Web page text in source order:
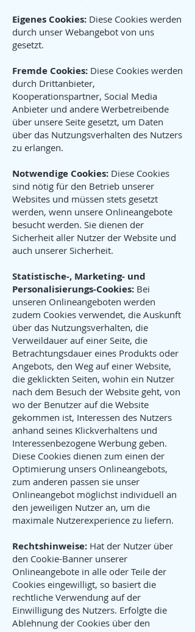
Eigenes Cookies: Diese Cookies werden
durch unser Webangebot von uns
gesetzt.
Fremde Cookies: Diese Cookies werden
durch Drittanbieter,
Kooperationspartner, Social Media
Anbieter und andere Werbetreibende
über unsere Seite gesetzt, um Daten
über das Nutzungsverhalten des Nutzers
zu erlangen.
Notwendige Cookies: Diese Cookies
sind nötig für den Betrieb unserer
Websites und müssen stets gesetzt
werden, wenn unsere Onlineangebote
besucht werden. Sie dienen der
Sicherheit aller Nutzer der Website und
auch unserer Sicherheit.
Statistische-, Marketing- und
Personalisierungs-Cookies: Bei
unseren Onlineangeboten werden
zudem Cookies verwendet, die Auskunft
über das Nutzungsverhalten, die
Verweildauer auf einer Seite, die
Betrachtungsdauer eines Produkts oder
Angebots, den Weg auf einer Website,
die geklickten Seiten, wohin ein Nutzer
nach dem Besuch der Website geht, von
wo der Benutzer auf die Website
gekommen ist, Interessen des Nutzers
anhand seines Klickverhaltens und
Interessenbezogene Werbung geben.
Diese Cookies dienen zum einen der
Optimierung unsers Onlineangebots,
zum anderen passen sie unser
Onlineangebot möglichst individuell an
den jeweiligen Nutzer an, um die
maximale Nutzerexperience zu liefern.
Rechtshinweise: Hat der Nutzer über
den Cookie-Banner unserer
Onlineangebote in alle oder Teile der
Cookies eingewilligt, so basiert die
rechtliche Verwendung auf der
Einwilligung des Nutzers. Erfolgte die
Ablehnung der Cookies über den